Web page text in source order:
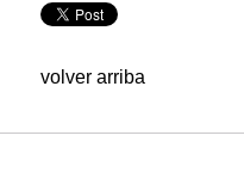
volver arriba